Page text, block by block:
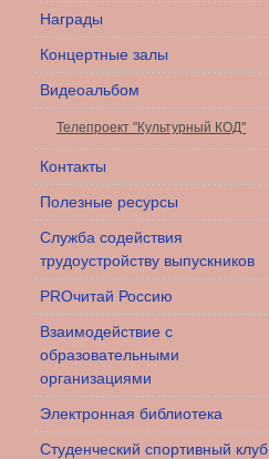
Награды
Концертные залы
Видеоальбом
Телепроект "Культурный КОД"
Контакты
Полезные ресурсы
Служба содействия
трудоустройству выпускников
PROчитай Россию
Взаимодействие с
образовательными
организациями
Электронная библиотека
Студенческий спортивный клуб